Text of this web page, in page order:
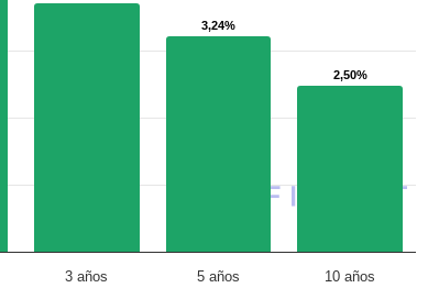
3,24%
3,24%
2,50%
2,50%
3 años 5 años 10 años